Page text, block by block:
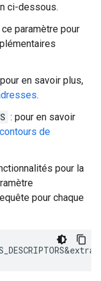
ci-dessous.
paramètre pour
en savoir plus,
.
: pour en savoir
de
pour la
pour chaque